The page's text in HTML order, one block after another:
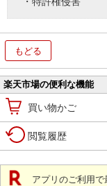
もどる
楽天市場の便利な機能
買い物かご
閲覧履歴
アプリのご利用で